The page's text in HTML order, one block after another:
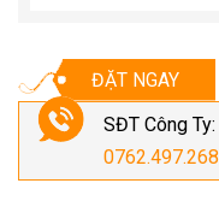
ĐẶT NGAY
SĐT Công Ty:
0762.497.268